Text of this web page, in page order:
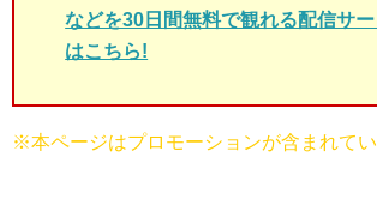
などを30日間無料で観れる配信サ
はこちら!
※本ページはプロモーションが含まれて